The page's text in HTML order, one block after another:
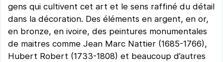
gens qui cultivent cet art et le sens raffiné du détail
dans la décoration. Des éléments en argent, en or,
en bronze, en ivoire, des peintures monumentales
de maitres comme Jean Marc Nattier (1685-1766),
Hubert Robert (1733-1808) et beaucoup d’autres